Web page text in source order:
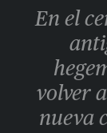
En el
volver
nueva